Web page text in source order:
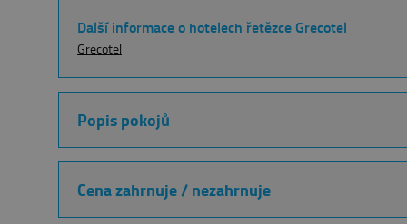
Další informace o hotelech řetězce Grecotel
Grecotel
Popis pokojů
Interiér 31 m², Candia a Lagoon Wings, první nebo druhé patro,
koupelna s vanou i sprchovým koutem, balkón, výhled do
Cena zahrnuje / nezahrnuje